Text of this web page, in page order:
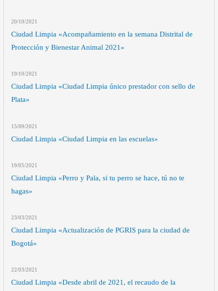
20/10/2021
Ciudad Limpia «Acompañamiento en la semana Distrital de
Protección y Bienestar Animal 2021»
19/10/2021
Ciudad Limpia «Ciudad Limpia único prestador con sello de
Plata»
15/09/2021
Ciudad Limpia «Ciudad Limpia en las escuelas»
19/05/2021
Ciudad Limpia «Perro y Pala, si tu perro se hace, tú no te
hagas»
23/03/2021
Ciudad Limpia «Actualización de PGRIS para la ciudad de
Bogotá»
22/03/2021
Ciudad Limpia «Desde abril de 2021, el recaudo de la